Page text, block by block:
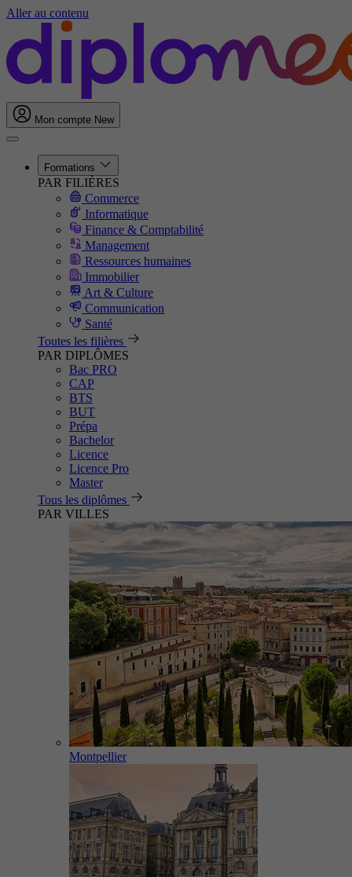
Aller au contenu
Mon compte New
Formations
PAR FILIÈRES
Commerce
Informatique
Finance & Comptabilité
Management
Ressources humaines
Immobilier
Art & Culture
Communication
Santé
Toutes les filières
PAR DIPLÔMES
Bac PRO
CAP
BTS
BUT
Prépa
Bachelor
Licence
Licence Pro
Master
Tous les diplômes
PAR VILLES
Montpellier